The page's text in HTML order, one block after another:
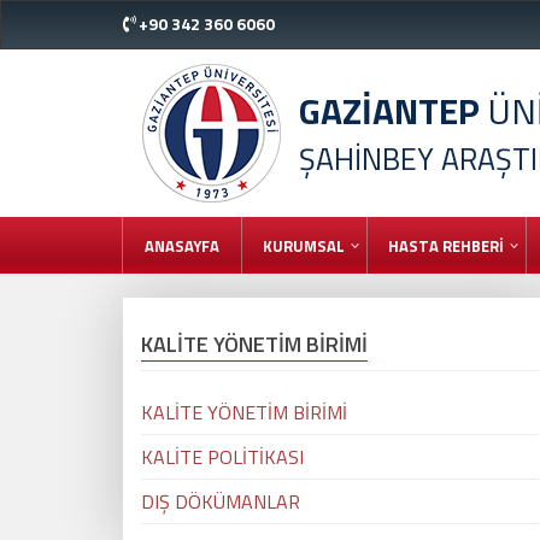
+90 342 360 6060
GAZİANTEP
ŞAHİNBEY
ANASAYFA KURUMSAL HASTA REHBERİ
KALİTE YÖNETİM BİRİMİ
KALİTE YÖNETİM BİRİMİ
KALİTE POLİTİKASI
DIŞ DÖKÜMANLAR